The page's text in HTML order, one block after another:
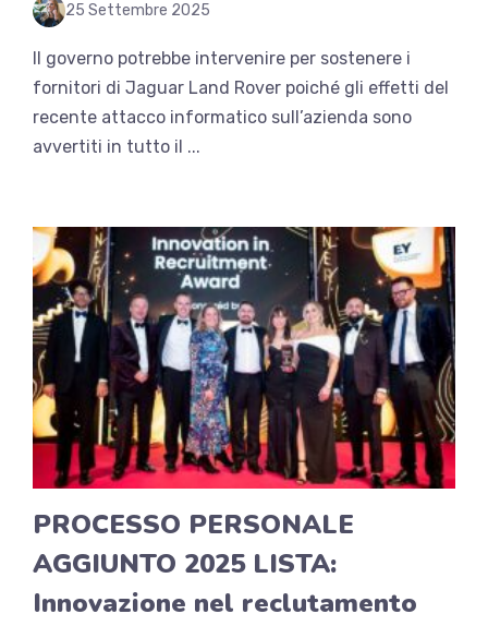
25 Settembre 2025
Il governo potrebbe intervenire per sostenere i
fornitori di Jaguar Land Rover poiché gli effetti del
recente attacco informatico sull’azienda sono
avvertiti in tutto il ...
PROCESSO PERSONALE
AGGIUNTO 2025 LISTA:
Innovazione nel reclutamento